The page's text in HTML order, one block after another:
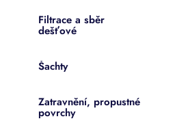
Filtrace a sběr
dešťové
Šachty
Zatravnění, propustné
povrchy